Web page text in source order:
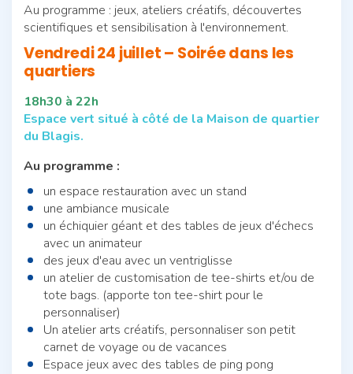
Au programme : jeux, ateliers créatifs, découvertes
scientifiques et sensibilisation à l'environnement.
Vendredi 24 juillet – Soirée dans les
quartiers
18h30 à 22h
Espace vert situé à côté de la Maison de quartier
du Blagis.
Au programme :
un espace restauration avec un stand
une ambiance musicale
un échiquier géant et des tables de jeux d'échecs
avec un animateur
des jeux d'eau avec un ventriglisse
un atelier de customisation de tee-shirts et/ou de
tote bags. (apporte ton tee-shirt pour le
personnaliser)
Un atelier arts créatifs, personnaliser son petit
carnet de voyage ou de vacances
Espace jeux avec des tables de ping pong